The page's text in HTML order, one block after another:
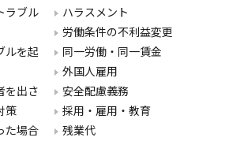
ラブル
ルを起
を出さ
策
た場合
ハラスメント
労働条件の不利益変更
同一労働・同一賃金
外国人雇用
安全配慮義務
採用・雇用・教育
残業代